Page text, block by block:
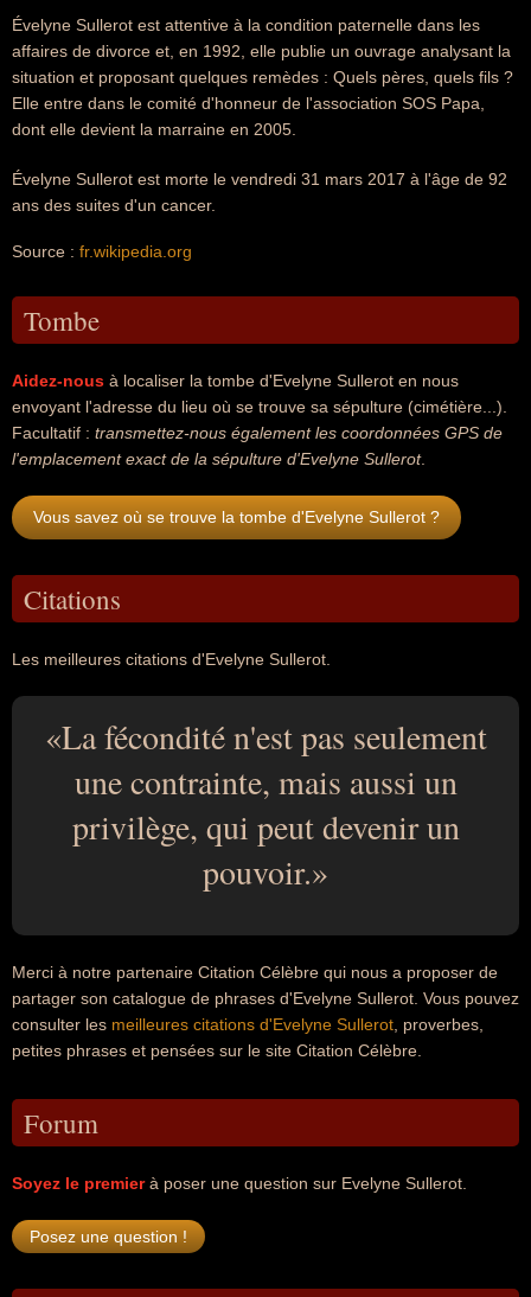
Évelyne Sullerot est attentive à la condition paternelle dans les
affaires de divorce et, en 1992, elle publie un ouvrage analysant la
situation et proposant quelques remèdes : Quels pères, quels fils ?
Elle entre dans le comité d'honneur de l'association SOS Papa,
dont elle devient la marraine en 2005.
Évelyne Sullerot est morte le vendredi 31 mars 2017 à l'âge de 92
ans des suites d'un cancer.
Source : fr.wikipedia.org
Tombe
Aidez-nous à localiser la tombe d'Evelyne Sullerot en nous
envoyant l'adresse du lieu où se trouve sa sépulture (cimétière...).
Facultatif : transmettez-nous également les coordonnées GPS de
l'emplacement exact de la sépulture d'Evelyne Sullerot.
Vous savez où se trouve la tombe d'Evelyne Sullerot ?
Citations
Les meilleures citations d'Evelyne Sullerot.
La fécondité n'est pas seulement
une contrainte, mais aussi un
privilège, qui peut devenir un
pouvoir.
Merci à notre partenaire Citation Célèbre qui nous a proposer de
partager son catalogue de phrases d'Evelyne Sullerot. Vous pouvez
consulter les meilleures citations d'Evelyne Sullerot , proverbes,
petites phrases et pensées sur le site Citation Célèbre.
Forum
Soyez le premierà poser une question sur Evelyne Sullerot.